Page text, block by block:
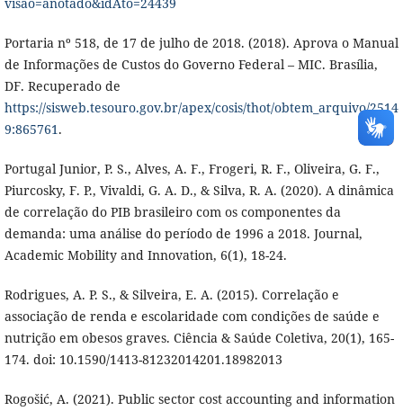
Portaria nº 518, de 17 de julho de 2018. (2018). Aprova o Manual
de Informações de Custos do Governo Federal – MIC. Brasília,
DF. Recuperado de
https://sisweb.tesouro.gov.br/apex/cosis/thot/obtem_arquivo/2514
9:865761.
Portugal Junior, P. S., Alves, A. F., Frogeri, R. F., Oliveira, G. F.,
Piurcosky, F. P., Vivaldi, G. A. D., & Silva, R. A. (2020). A dinâmica
de correlação do PIB brasileiro com os componentes da
demanda: uma análise do período de 1996 a 2018. Journal,
Academic Mobility and Innovation, 6(1), 18-24.
Rodrigues, A. P. S., & Silveira, E. A. (2015). Correlação e
associação de renda e escolaridade com condições de saúde e
nutrição em obesos graves. Ciência & Saúde Coletiva, 20(1), 165-
174. doi: 10.1590/1413-81232014201.18982013
Rogošić, A. (2021). Public sector cost accounting and information